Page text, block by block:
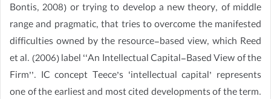
Bontis, 2008) or trying to develop a new theory, of middle
range and pragmatic, that tries to overcome the manifested
difficulties owned by the resource-based view, which Reed
et al. (2006) label ‘‘An Intellectual Capital-Based View of the
Firm’’. IC concept Teece’s ‘intellectual capital’ represents
one of the earliest and most cited developments of the term.